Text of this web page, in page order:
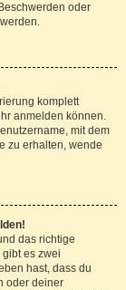
oder
komplett
anmelden können.
mit dem
zu erhalten, wende
das richtige
es zwei
hast, dass du
oder deiner